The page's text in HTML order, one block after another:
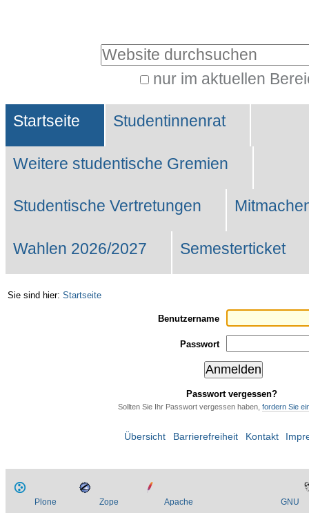
Website durchsuchen
nur im aktuellen
Suche…
Sektionen
Startseite Studentinnenrat
Weitere studentische Gremien
Studentische Vertretungen
Wahlen 2026/2027 Semesterticket
Sie sind hier: Startseite
Benutzername
Passwort
Passwort vergessen?
Sollten Sie Ihr Passwort vergessen haben, fordern Sie
Übersicht Barrierefreiheit Kontakt
Plone Zope Apache GNU